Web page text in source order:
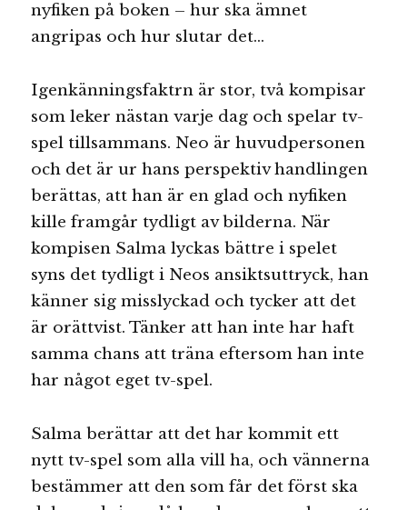
nyfiken på boken – hur ska ämnet
angripas och hur slutar det…
Igenkänningsfaktrn är stor, två kompisar
som leker nästan varje dag och spelar tv-
spel tillsammans. Neo är huvudpersonen
och det är ur hans perspektiv handlingen
berättas, att han är en glad och nyfiken
kille framgår tydligt av bilderna. När
kompisen Salma lyckas bättre i spelet
syns det tydligt i Neos ansiktsuttryck, han
känner sig misslyckad och tycker att det
är orättvist. Tänker att han inte har haft
samma chans att träna eftersom han inte
har något eget tv-spel.
Salma berättar att det har kommit ett
nytt tv-spel som alla vill ha, och vännerna
bestämmer att den som får det först ska